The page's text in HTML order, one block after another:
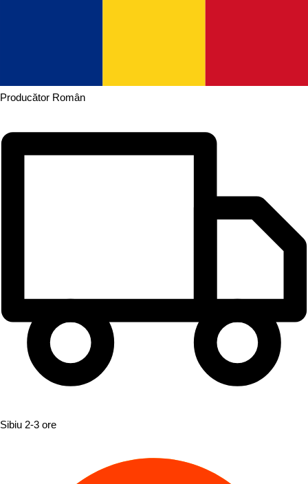
Producător Român
Sibiu 2-3 ore